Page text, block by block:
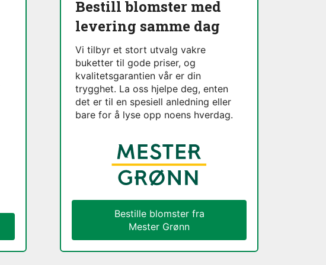
Bestill blomster med
levering samme dag
Vi tilbyr et stort utvalg vakre
buketter til gode priser, og
kvalitetsgarantien vår er din
trygghet. La oss hjelpe deg, enten
det er til en spesiell anledning eller
bare for å lyse opp noens hverdag.
Bestille blomster fra
Mester Grønn